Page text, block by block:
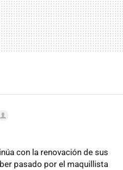
con la renovación de sus
pasado por el maquillista